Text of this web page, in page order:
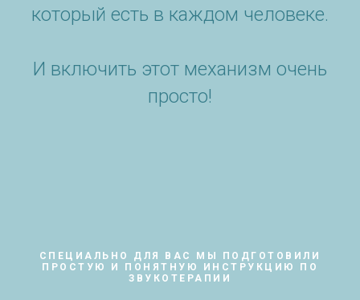
который есть в каждом человеке.
И включить этот механизм очень
просто!
СПЕЦИАЛЬНО ДЛЯ ВАС МЫ ПОДГОТОВИЛИ
ПРОСТУЮ И ПОНЯТНУЮ ИНСТРУКЦИЮ ПО
ЗВУКОТЕРАПИИ